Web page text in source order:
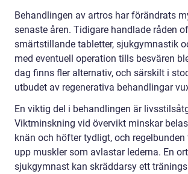
Behandlingen av artros har förändrats
senaste åren. Tidigare handlade råden
smärtstillande tabletter, sjukgymnastik
med eventuell operation tills besvären
dag finns fler alternativ, och särskilt i
utbudet av regenerativa behandlingar
En viktig del i behandlingen är
Viktminskning vid övervikt minskar
knän och höfter tydligt, och
upp muskler som avlastar lederna. En
sjukgymnast kan skräddarsy ett